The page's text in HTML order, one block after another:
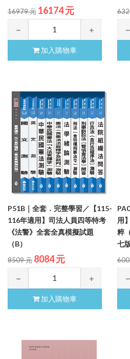
16979 元 16174 元
加入購物車
P51B｜全套．完整學習／【115-
116年適用】司法人員四等特考
《法警》全套全真模擬試題
（B）
8509 元 8084 元
加入購物車
用
粹
七